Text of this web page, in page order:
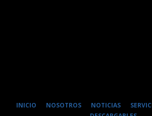
INICIO NOSOTROS NOTICIAS